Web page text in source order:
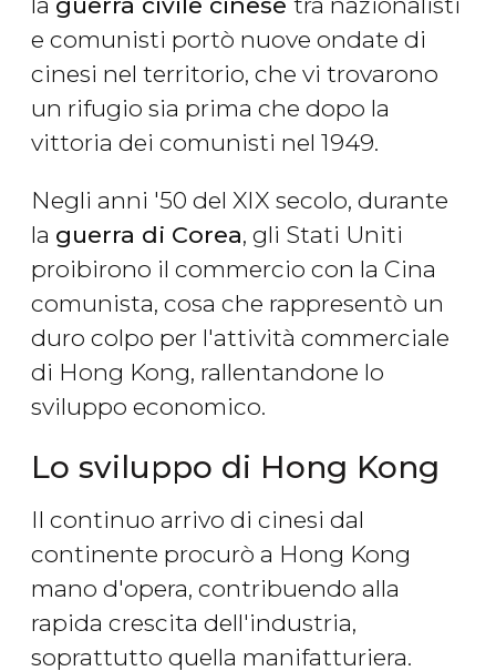
e comunisti portò nuove ondate di
cinesi nel territorio, che vi trovarono
un rifugio sia prima che dopo la
vittoria dei comunisti nel 1949.
Negli anni '50 del XIX secolo, durante
la guerra di Corea, gli Stati Uniti
proibirono il commercio con la Cina
comunista, cosa che rappresentò un
duro colpo per l'attività commerciale
di Hong Kong, rallentandone lo
sviluppo economico.
Lo sviluppo di Hong Kong
Il continuo arrivo di cinesi dal
continente procurò a Hong Kong
mano d'opera, contribuendo alla
rapida crescita dell'industria,
soprattutto quella manifatturiera.